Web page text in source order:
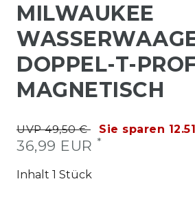
MILWAUKEE
DOPPEL-T-
MAGNETISCH
UVP 49,50 € Sie sparen
36,99 EUR *
Inhalt 1 Stück